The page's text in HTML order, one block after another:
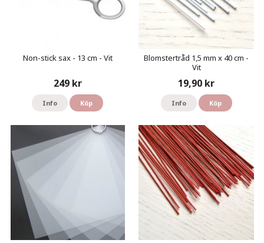
Non-stick sax - 13 cm - Vit
249 kr
Info Köp
Blomstertråd 1,5 mm x 40 cm -
Vit
19,90 kr
Info Köp